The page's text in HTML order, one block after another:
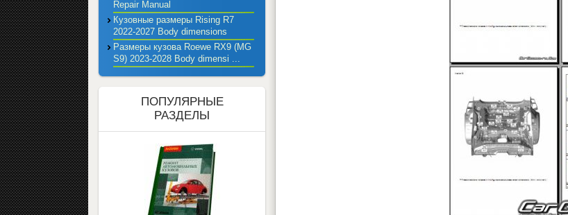
Repair Manual
Кузовные размеры Rising R7
2022-2027 Body dimensions
Размеры кузова Roewe RX9 (MG
S9) 2023-2028 Body dimensi ...
ПОПУЛЯРНЫЕ
РАЗДЕЛЫ